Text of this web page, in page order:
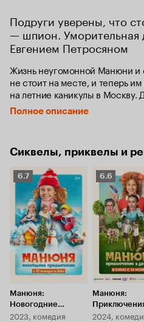
Подруги уверены, что
— шпион. Уморительная
Евгением Петросяном
Жизнь неугомонной Манюни и
не стоит на месте, и теперь
на летние каникулы в
события и приключения, а
и знакомства.
Полное описание
Сиквелы, приквелы и
Рейтинг
Кинопоиска
6.7
6.7
Манюня:
Новогодние
приключения
2023, комедия
Рейтинг
6.6
6.6
Манюня:
деревне
2024,